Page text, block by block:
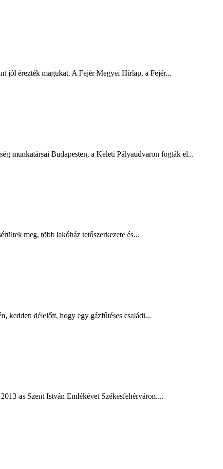
jól érezték magukat. A Fejér Megyei Hírlap, a Fejér...
munkatársai Budapesten, a Keleti Pályaudvaron fogták el...
meg, több lakóház tetőszerkezete és...
kedden délelőtt, hogy egy gázfűtéses családi...
as Szent István Emlékévet Székesfehérváron....